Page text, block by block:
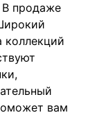
В продаже
коллекций
вам